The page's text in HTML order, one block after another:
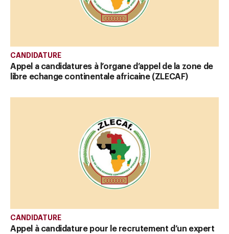
CANDIDATURE
Appel a candidatures à l’organe d’appel de la zone de
libre echange continentale africaine (ZLECAF)
CANDIDATURE
Appel à candidature pour le recrutement d’un expert